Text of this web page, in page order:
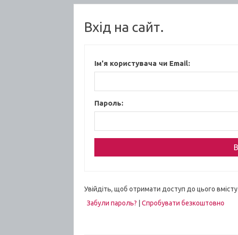
Вхід на сайт.
Ім'я користувача чи Email:
Пароль:
Увійдіть, щоб отримати доступ до цього вмісту
Забули пароль?
Спробувати безкоштовно